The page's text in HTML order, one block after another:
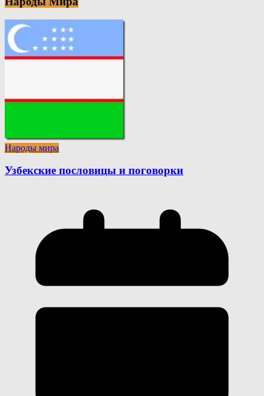
Народы мира
Узбекские пословицы и поговорки